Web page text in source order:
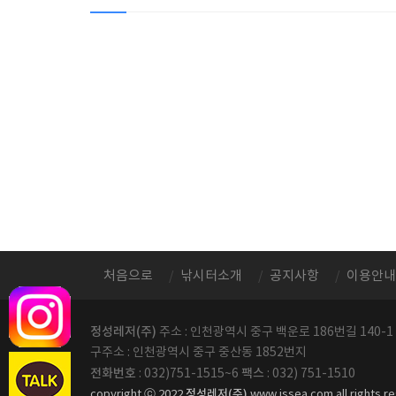
처음으로 낚시터소개 공지사항 이용안내
정성레저(주) 주소 : 인천광역시 중구 백운로 186번길 140-1
구주소 : 인천광역시 중구 중산동 1852번지
전화번호 : 032)751-1515~6 팩스 : 032) 751-1510